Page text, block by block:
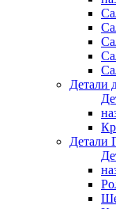
Детали
Детали